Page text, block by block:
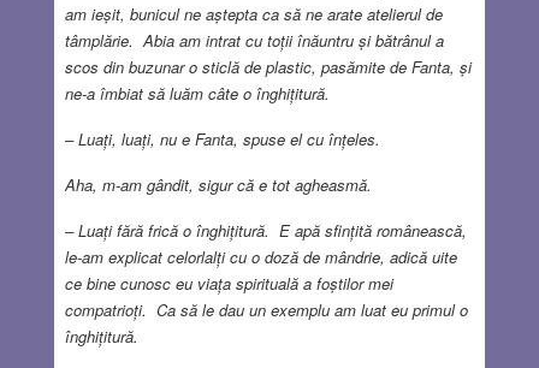
am ieșit, bunicul ne aștepta ca să ne arate atelierul de
tâmplărie. Abia am intrat cu toții înăuntru și bătrânul a
scos din buzunar o sticlă de plastic, pasămite de Fanta, și
ne-a îmbiat să luăm câte o înghițitură.
– Luați, luați, nu e Fanta, spuse el cu înțeles.
Aha, m-am gândit, sigur că e tot agheasmă.
– Luați fără frică o înghițitură. E apă sfințită românească,
le-am explicat celorlalți cu o doză de mândrie, adică uite
ce bine cunosc eu viața spirituală a foștilor mei
compatrioți. Ca să le dau un exemplu am luat eu primul o
înghițitură.